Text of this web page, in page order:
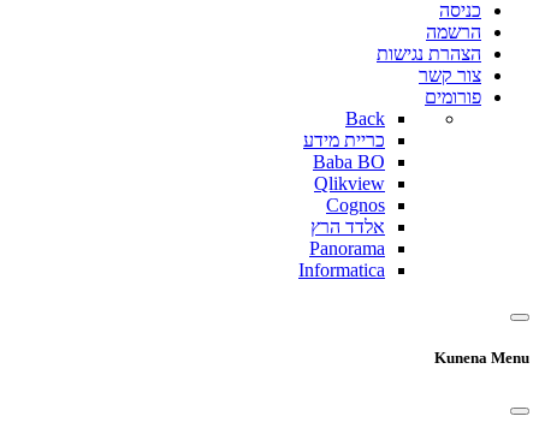
כניסה
הרשמה
הצהרת נגישות
צור קשר
פורומים
Back
כריית מידע
Baba BO
Qlikview
Cognos
אלדד הרץ
Panorama
Informatica
Kunena Menu